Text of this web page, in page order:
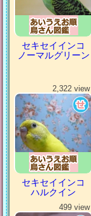
セキセイインコ
ノーマルグリーン
2,322 view
セキセイインコ
ハルクイン
499 view